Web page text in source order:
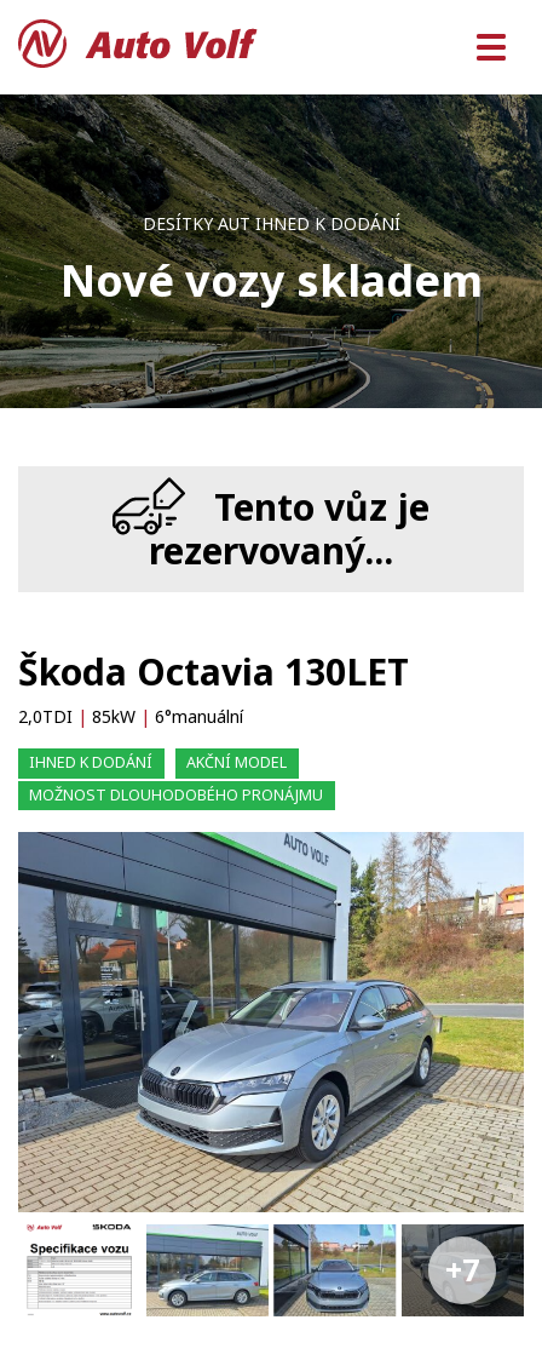
DESÍTKY AUT IHNED K DODÁNÍ
Nové vozy skladem
Tento vůz je
rezervovaný...
Škoda Octavia 130LET
2,0TDI | 85kW | 6°manuální
IHNED K DODÁNÍ
AKČNÍ MODEL
MOŽNOST DLOUHODOBÉHO PRONÁJMU
+7